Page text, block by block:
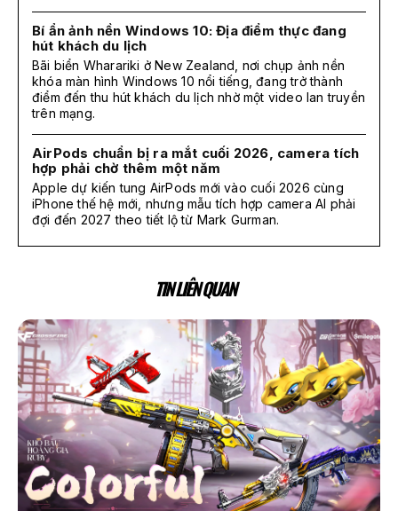
Bí ẩn ảnh nền Windows 10: Địa điểm thực đang
hút khách du lịch
Bãi biển Wharariki ở New Zealand, nơi chụp ảnh nền
khóa màn hình Windows 10 nổi tiếng, đang trở thành
điểm đến thu hút khách du lịch nhờ một video lan truyền
trên mạng.
AirPods chuẩn bị ra mắt cuối 2026, camera tích
hợp phải chờ thêm một năm
Apple dự kiến tung AirPods mới vào cuối 2026 cùng
iPhone thế hệ mới, nhưng mẫu tích hợp camera AI phải
đợi đến 2027 theo tiết lộ từ Mark Gurman.
TIN LIÊN QUAN